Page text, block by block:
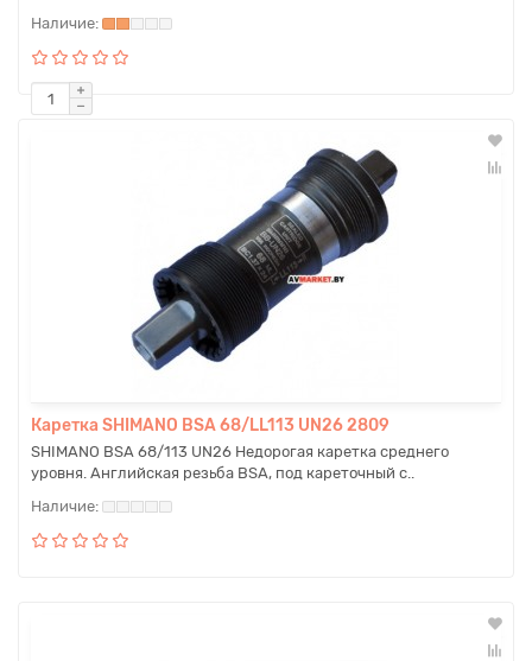
Каретка SHIMANO BSA 68/LL113 UN26 2809
SHIMANO BSA 68/113 UN26 Недорогая каретка среднего
уровня. Английская резьба BSA, под кареточный с..